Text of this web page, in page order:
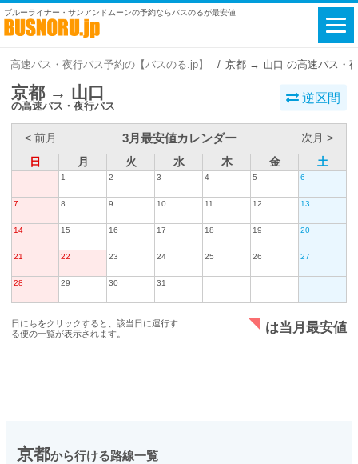
ブルーライナー・サンアンドムーンの予約ならバスのるが最安値
高速バス・夜行バス予約の【バスのる.jp】 京都 → 山口 の高速バス・
京都 → 山口
の高速バス・夜行バス
逆区間
< 前月 3月最安値カレンダー
次月 >
日
月 火 水 木 金 土
1 2 3 4 5 6
7 8 9 10 11 12 13
14 15 16 17 18 19 20
21 22 23 24 25 26 27
28 29 30 31
日にちをクリックすると、該当日に運行す
る便の一覧が表示されます。
は当月最安値
京都から行ける路線一覧